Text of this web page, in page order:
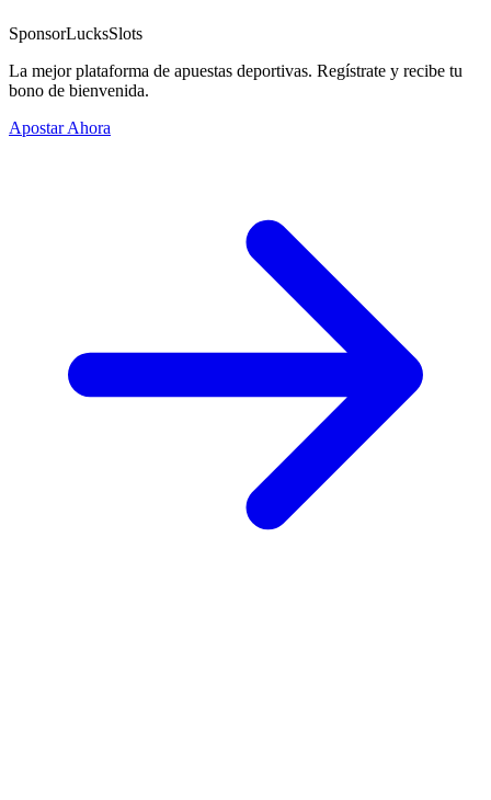
SponsorLucksSlots
La mejor plataforma de apuestas deportivas. Regístrate y recibe tu
bono de bienvenida.
Apostar Ahora